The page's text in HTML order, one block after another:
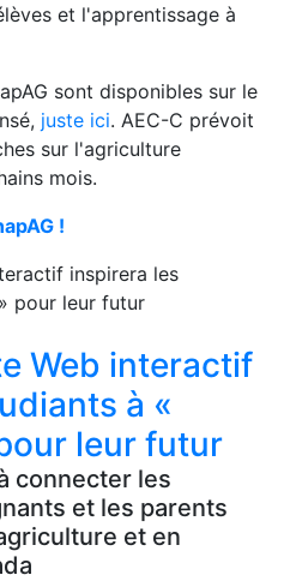
et l'apprentissage à
sont disponibles sur le
juste ici. AEC-C prévoit
sur l'agriculture
mois.
!
Web interactif
à «
leur futur
connecter les
et les parents
et en